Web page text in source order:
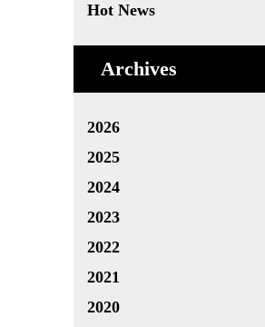
Hot News
Archives
2026
2025
2024
2023
2022
2021
2020